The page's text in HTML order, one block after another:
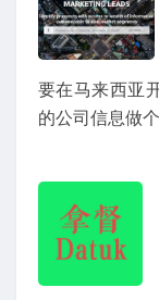
要在马来西亚
的公司信息做